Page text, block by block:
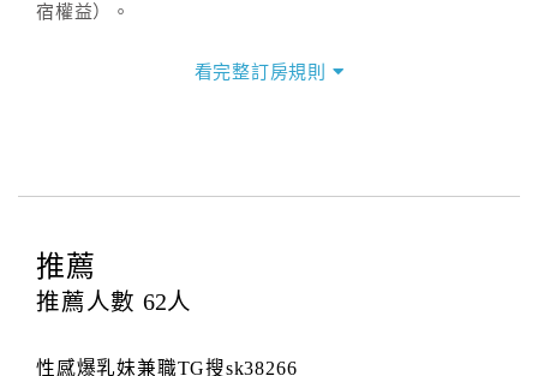
宿權益）。
四、訂單異動
提出申辦不得異動訂單。
每筆訂單異動限定
辦理取消退款。
看完整訂房規則
推薦
推薦人數 62人
性感爆乳妹兼職TG搜sk38266